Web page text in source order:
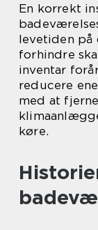
En korrekt
levetiden
forhindre
inventar
reducere
med at
køre.